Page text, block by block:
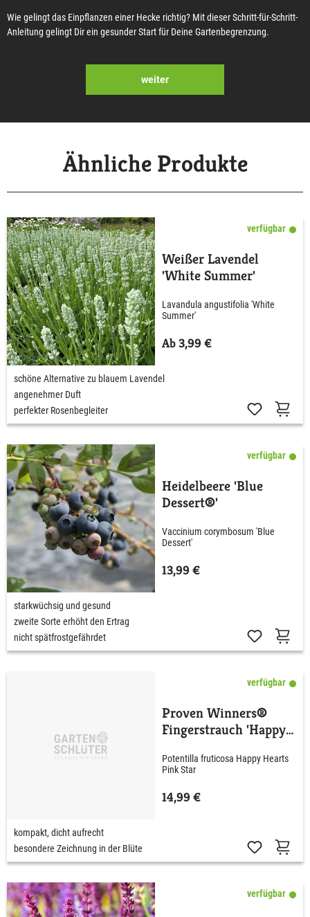
Wie gelingt das Einpflanzen einer Hecke richtig? Mit dieser Schritt-für-Schritt-
Anleitung gelingt Dir ein gesunder Start für Deine Gartenbegrenzung.
weiter
Ähnliche Produkte
verfügbar
Weißer Lavendel
'White Summer'
Lavandula angustifolia 'White
Summer'
Ab 3,99 €
schöne Alternative zu blauem Lavendel
angenehmer Duft
perfekter Rosenbegleiter
verfügbar
Heidelbeere 'Blue
Dessert®'
Vaccinium corymbosum 'Blue
Dessert'
13,99 €
starkwüchsig und gesund
zweite Sorte erhöht den Ertrag
nicht spätfrostgefährdet
verfügbar
Proven Winners®
Fingerstrauch 'Happy
Potentilla fruticosa Happy Hearts
Pink Star
14,99 €
kompakt, dicht aufrecht
besondere Zeichnung in der Blüte
verfügbar